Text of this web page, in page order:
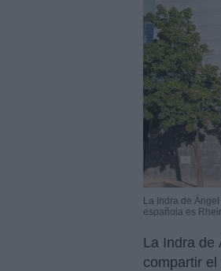
La Indra de
española es
La Indra de
compartir